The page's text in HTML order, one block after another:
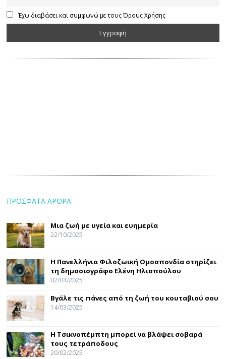
Έχω διαβάσει και συμφωνώ με τους Όρους Χρήσης
ΠΡΟΣΦΑΤΑ ΑΡΘΡΑ
Μια ζωή με υγεία και ευημερία
22/10/2025
Η Πανελλήνια Φιλοζωική Ομοσπονδία στηρίζει
τη δημοσιογράφο Ελένη Ηλιοπούλου
02/04/2025
Βγάλε τις πάνες από τη ζωή του κουταβιού σου
14/03/2025
Η Τσικνοπέμπτη μπορεί να βλάψει σοβαρά
τους τετράποδους
20/02/2025